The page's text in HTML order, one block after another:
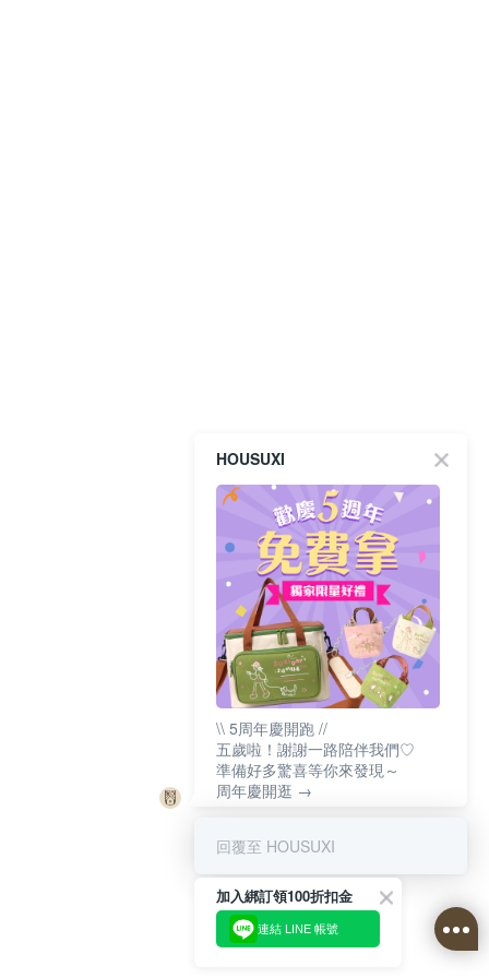
HOUSUXI
\\ 5周年慶開跑 //
五歲啦！謝謝一路陪伴我們♡
準備好多驚喜等你來發現～
周年慶開逛 →
回覆至 HOUSUXI
加入綁訂領100折扣金
連結 LINE 帳號